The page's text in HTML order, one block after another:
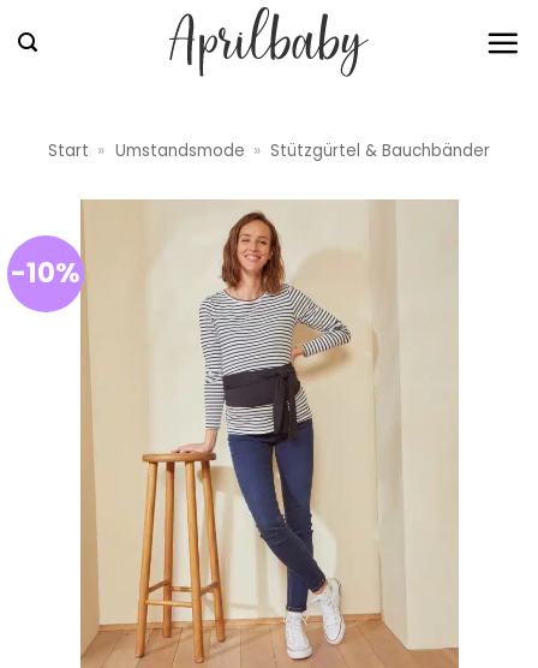
Inhalt
Start » Umstandsmode » Stützgürtel & Bauchbänder
-10%